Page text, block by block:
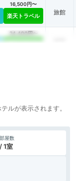
16,500円〜
楽天トラベル 旅館
24,400円〜
ルが表示されます。
屋数
1室